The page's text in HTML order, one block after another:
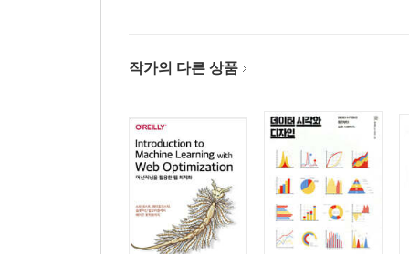
Lesson 7-2 여러 행 텍스트 입력 필드 배치하기 120
Lesson 7-4 메시지 박스 표시하기 126
Lesson 7-5 진단 게임 만들기 128
COLUMN RGB 값을 사용한 색 지정 138
Chapter 8 기본적인 게임 개발 기술 139
Lesson 8-1 실시간 처리 구현하기 140
작가의 다른 상품